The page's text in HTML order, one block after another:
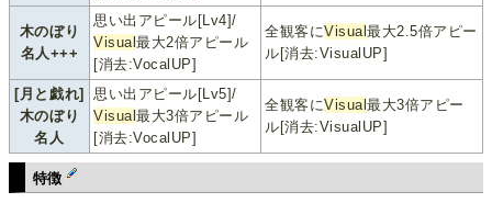
木のぼり
名人+++
思い出アピール[Lv4]/
Visual最大2倍アピール
[消去:VocalUP]
全観客にVisual最大2.5倍アピー
ル[消去:VisualUP]
[月と戯れ]
木のぼり
名人
思い出アピール[Lv5]/
Visual最大3倍アピール
[消去:VocalUP]
全観客にVisual最大3倍アピー
ル[消去:VisualUP]
特徴